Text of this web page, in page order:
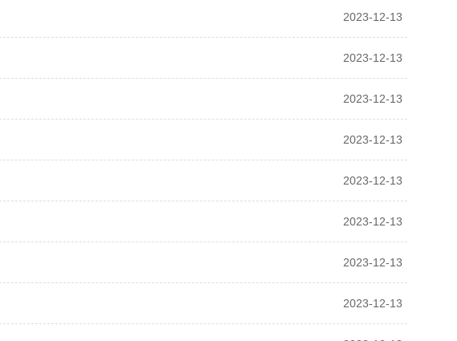
2023-12-13
2023-12-13
2023-12-13
2023-12-13
2023-12-13
2023-12-13
2023-12-13
2023-12-13